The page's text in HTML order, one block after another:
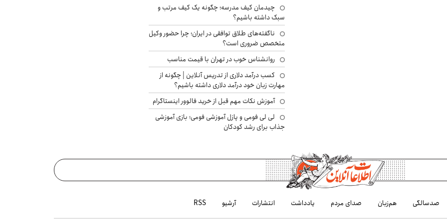
چیدمان کیف مدرسه؛ چگونه یک کیف مرتب و
سبک داشته باشیم؟
ناگفته‌های طلاق توافقی در ایران؛ چرا حضور وکیل
متخصص ضروری است؟
روانشناس خوب در تهران با قیمت مناسب
کسب درآمد دلاری از تدریس آنلاین | چگونه از
مهارت زبان خود درآمد دلاری داشته باشیم؟
آموزش نکات مهم قبل از خرید فالوور اینستاگرام
لی لی فومی و پازل آموزشی فومی؛ بازی آموزشی
جذاب برای رشد کودکان
صدسالگی هم‌زبان صدای مردم یادداشت انتشارات آرشیو RSS